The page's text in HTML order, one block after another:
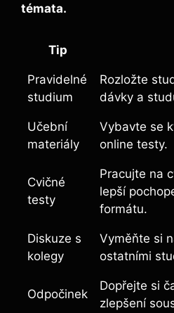
témata.
Tip
Pravidelné
studium
Rozložte
dávky a
Učební
materiály
Vybavte se
online testy.
Cvičné
testy
Pracujte na
lepší
formátu.
Diskuze s
kolegy
Vyměňte si
ostatními
Odpočinek
Dopřejte si
zlepšení